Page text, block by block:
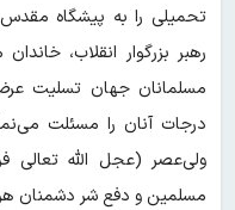
تحمیلی را به پیشگاه مقدس
رهبر بزرگوار انقلاب،
مسلمانان جهان تسلیت
درجات آنان را مسئلت
ولی‌عصر (عجل الله تعالی
مسلمین و دفع شر دشمنان